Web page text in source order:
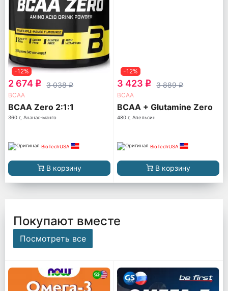
-12%
2 674 q 3 038q
ВСАА
BCAA Zero 2:1:1
360 г, Ананас-манго
BioTechUSA
В корзину
-12%
3 423 q 3 889q
ВСАА
BCAA + Glutamine Zero
480 г, Апельсин
BioTechUSA
В корзину
Покупают вместе
Посмотреть все